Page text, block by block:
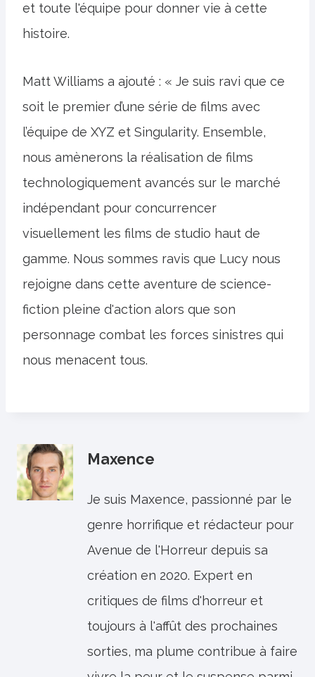
et toute l'équipe pour donner vie à cette
histoire.
Matt Williams a ajouté : « Je suis ravi que ce
soit le premier d’une série de films avec
l’équipe de XYZ et Singularity. Ensemble,
nous amènerons la réalisation de films
technologiquement avancés sur le marché
indépendant pour concurrencer
visuellement les films de studio haut de
gamme. Nous sommes ravis que Lucy nous
rejoigne dans cette aventure de science-
fiction pleine d'action alors que son
personnage combat les forces sinistres qui
nous menacent tous.
Maxence
Je suis Maxence, passionné par le
genre horrifique et rédacteur pour
Avenue de l'Horreur depuis sa
création en 2020. Expert en
critiques de films d'horreur et
toujours à l'affût des prochaines
sorties, ma plume contribue à faire